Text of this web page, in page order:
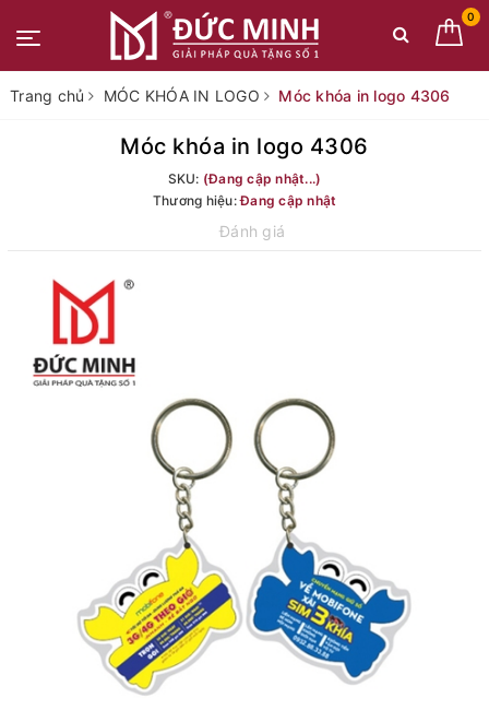
0
Trang chủ MÓC KHÓA IN LOGO Móc khóa in logo 4306
Móc khóa in logo 4306
SKU: (Đang cập nhật...)
Thương hiệu:Đang cập nhật
Đánh giá